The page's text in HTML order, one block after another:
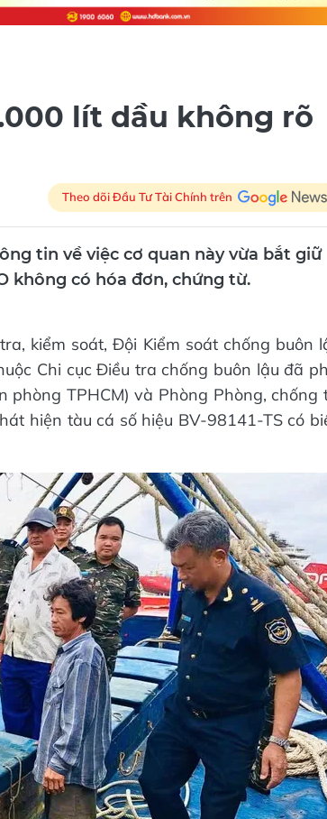
lít dầu không rõ
Theo dõi Đầu Tư Tài Chính trên
tin về việc cơ quan này vừa bắt giữ
không có hóa đơn, chứng từ.
kiểm soát, Đội Kiểm soát chống buôn
Chi cục Điều tra chống buôn lậu đã
phòng TPHCM) và Phòng Phòng, chống
hiện tàu cá số hiệu BV-98141-TS có